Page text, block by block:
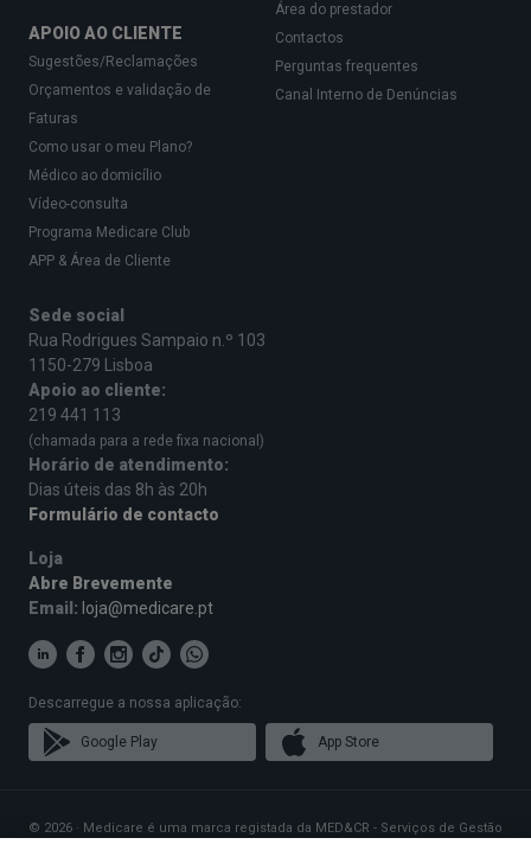
APOIO AO CLIENTE
Sugestões/Reclamações
Orçamentos e validação de
Faturas
Como usar o meu Plano?
Médico ao domicílio
Vídeo-consulta
Programa Medicare Club
APP & Área de Cliente
Área do prestador
Contactos
Perguntas frequentes
Canal Interno de Denúncias
Sede social
Rua Rodrigues Sampaio n.º 103
1150-279 Lisboa
Apoio ao cliente:
219 441 113
(chamada para a rede fixa nacional)
Horário de atendimento:
Dias úteis das 8h às 20h
Formulário de contacto
Loja
Abre Brevemente
Email: loja@medicare.pt
Descarregue a nossa aplicação:
Google Play App Store
© 2026 · Medicare é uma marca registada da MED&CR - Serviços de Gestão